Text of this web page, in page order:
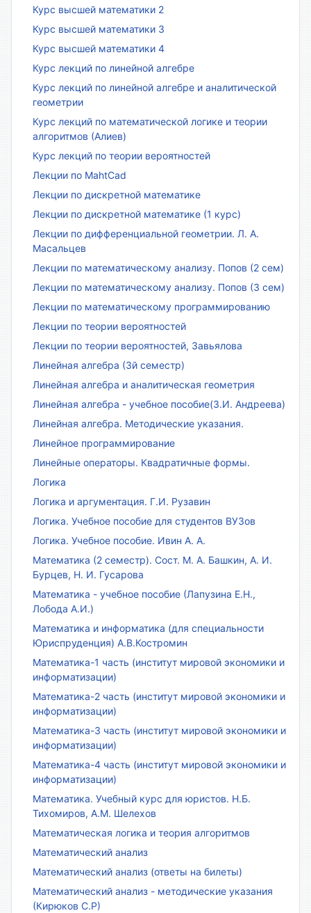
Курс высшей математики 2
Курс высшей математики 3
Курс высшей математики 4
Курс лекций по линейной алгебре
Курс лекций по линейной алгебре и аналитической
геометрии
Курс лекций по математической логике и теории
алгоритмов (Алиев)
Курс лекций по теории вероятностей
Лекции по MahtCad
Лекции по дискретной математике
Лекции по дискретной математике (1 курс)
Лекции по дифференциальной геометрии. Л. А.
Масальцев
Лекции по математическому анализу. Попов (2 сем)
Лекции по математическому анализу. Попов (3 сем)
Лекции по математическому программированию
Лекции по теории вероятностей
Лекции по теории вероятностей, Завьялова
Линейная алгебра (3й семестр)
Линейная алгебра и аналитическая геометрия
Линейная алгебра - учебное пособие(З.И. Андреева)
Линейная алгебра. Методические указания.
Линейное программирование
Линейные операторы. Квадратичные формы.
Логика
Логика и аргументация. Г.И. Рузавин
Логика. Учебное пособие для студентов ВУЗов
Логика. Учебное пособие. Ивин А. А.
Математика (2 семестр). Сост. М. А. Башкин, А. И.
Бурцев, Н. И. Гусарова
Математика - учебное пособие (Лапузина Е.Н.,
Лобода А.И.)
Математика и информатика (для специальности
Юриспруденция) А.В.Костромин
Математика-1 часть (институт мировой экономики и
информатизации)
Математика-2 часть (институт мировой экономики и
информатизации)
Математика-3 часть (институт мировой экономики и
информатизации)
Математика-4 часть (институт мировой экономики и
информатизации)
Математика. Учебный курс для юристов. Н.Б.
Тихомиров, А.М. Шелехов
Математическая логика и теория алгоритмов
Математический анализ
Математический анализ (ответы на билеты)
Математический анализ - методические указания
(Кирюков С.Р)